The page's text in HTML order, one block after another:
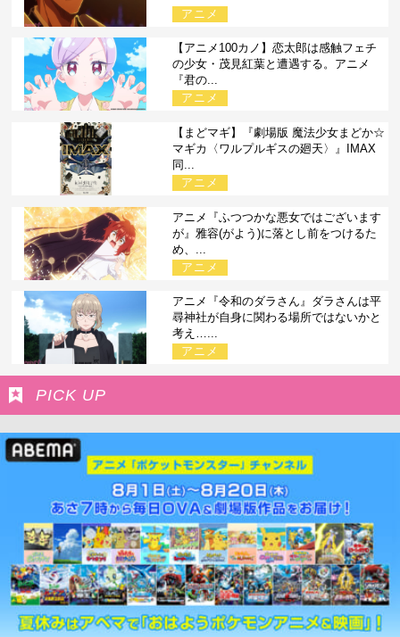
アニメ
【アニメ100カノ】恋太郎は感触フェチ
の少女・茂見紅葉と遭遇する。アニメ
『君の...
アニメ
【まどマギ】『劇場版 魔法少女まどか☆
マギカ〈ワルプルギスの廻天〉』IMAX
同...
アニメ
アニメ『ふつつかな悪女ではございます
が』雅容(がよう)に落とし前をつけるた
め、...
アニメ
アニメ『令和のダラさん』ダラさんは平
尋神社が自身に関わる場所ではないかと
考え…...
アニメ
PICK UP